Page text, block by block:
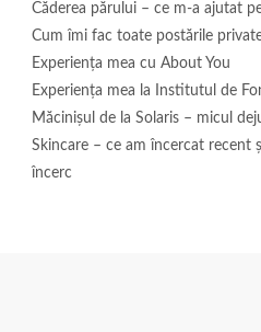
Căderea părului – ce m-a ajutat
Cum îmi fac toate postările
Experiența mea cu About You
Experiența mea la Institutul de
Măcinişul de la Solaris – micul
Skincare – ce am încercat recent
încerc